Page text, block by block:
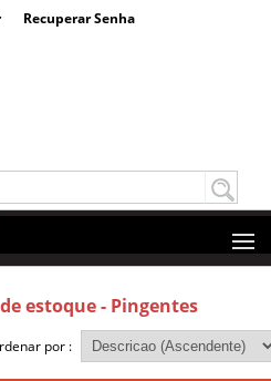
Recuperar Senha
estoque- Pingentes
por :